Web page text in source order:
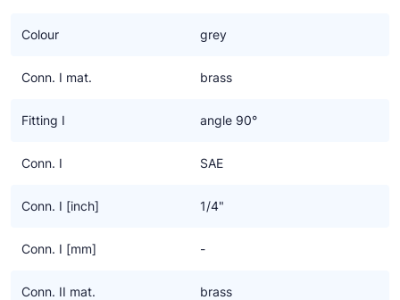
combinatie van die twee.
Verder is het nog mogelijk om de haakse fitting in een gewenste
te herkennen aan H2A, H2B, etc. Positie A is altijd met de
kwart slag gedraaid ten opzichte van positie A. (C wordt dan
genoemd) Meer hierover is terug te vinden op de website van
Colour grey
Conn. I mat. brass
Fitting I angle 90°
Conn. I SAE
Conn. I [inch] 1/4"
Conn. I [mm] -
Conn. II mat. brass